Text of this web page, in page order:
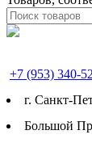
+7 (953) 340-
г. Cанкт-
Большой